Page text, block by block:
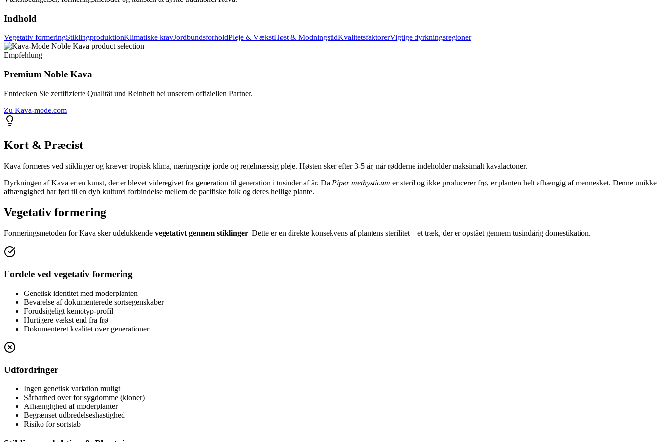
Indhold
Vegetativ formeringStiklingproduktionKlimatiske kravJordbundsforholdPleje & VækstHøst & ModningstidKvalitetsfaktorerVigtige dyrkningsregioner
Empfehlung
Premium Noble Kava
Entdecken Sie zertifizierte Qualität und Reinheit bei unserem offiziellen Partner.
Zu Kava-mode.com
Kort & Præcist
Kava formeres ved stiklinger og kræver tropisk klima, næringsrige jorde og regelmæssig pleje. Høsten sker efter 3-5 år, når rødderne indeholder maksimalt kavalactoner.
Dyrkningen af Kava er en kunst, der er blevet videregivet fra generation til generation i tusinder af år. Da Piper methysticum er steril og ikke producerer frø, er planten helt afhængig af mennesket. Denne unikke
afhængighed har ført til en dyb kulturel forbindelse mellem de pacifiske folk og deres hellige plante.
Vegetativ formering
Formeringsmetoden for Kava sker udelukkende vegetativt gennem stiklinger. Dette er en direkte konsekvens af plantens sterilitet – et træk, der er opstået gennem tusindårig domestikation.
Fordele ved vegetativ formering
Genetisk identitet med moderplanten
Bevarelse af dokumenterede sortsegenskaber
Forudsigeligt kemotyp-profil
Hurtigere vækst end fra frø
Dokumenteret kvalitet over generationer
Udfordringer
Ingen genetisk variation muligt
Sårbarhed over for sygdomme (kloner)
Afhængighed af moderplanter
Begrænset udbredelseshastighed
Risiko for sortstab